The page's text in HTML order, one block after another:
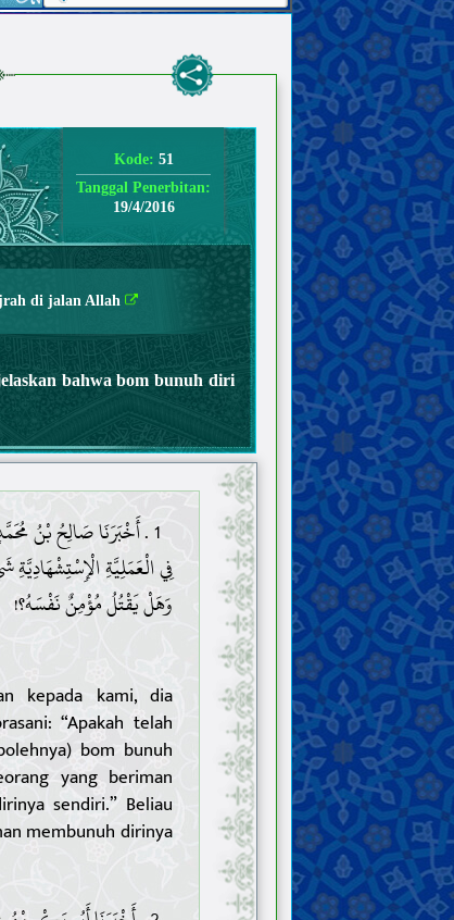
Kode: 51
Tanggal Penerbitan:
19/4/2016
di jalan Allah
bahwa bom bunuh diri
1 . أَخْبَرَنَا صَالِحُ بْنُ
فِي الْعَمَلِيَّةِ
وَهَلْ يَقْتُلُ مُؤْمِنٌ نَفْسَهُ؟!
kepada kami, dia
“Apakah telah
bom bunuh
yang beriman
sendiri.” Beliau
membunuh dirinya